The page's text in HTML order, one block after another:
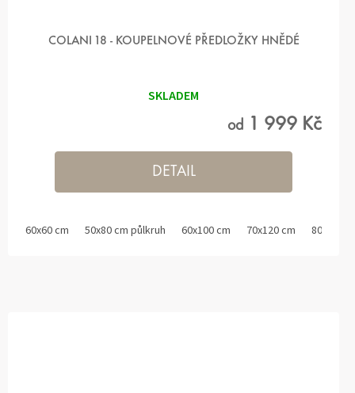
COLANI 18 - KOUPELNOVÉ PŘEDLOŽKY HNĚDÉ
SKLADEM
od 1 999 Kč
DETAIL
60x60 cm 50x80 cm půlkruh 60x100 cm 70x120 cm 80x150